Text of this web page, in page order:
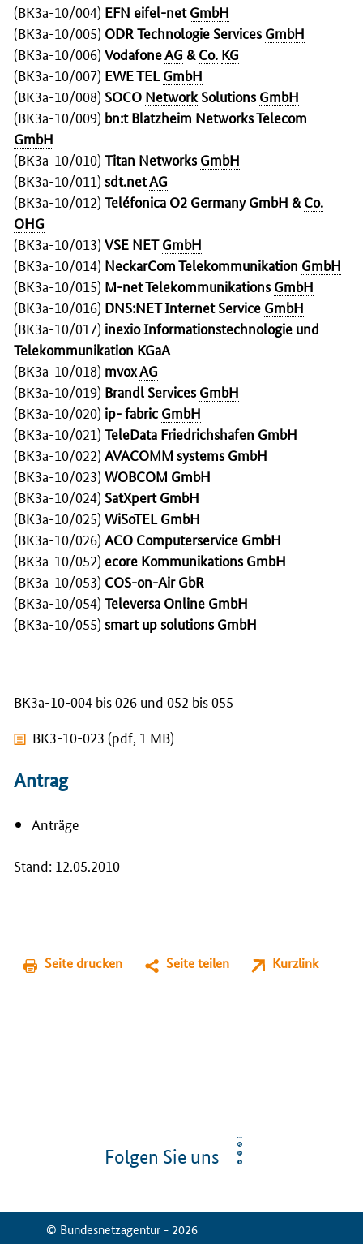
(BK3a-10/004) EFN eifel-netGmbH
(BK3a-10/005) ODR Technologie Services GmbH
(BK3a-10/006) VodafoneAG & Co. KG
(BK3a-10/007) EWE TEL GmbH
(BK3a-10/008) SOCO Network Solutions GmbH
(BK3a-10/009) bn:t Blatzheim NetworksTelecom
GmbH
(BK3a-10/010) Titan Networks GmbH
(BK3a-10/011) sdt.netAG
(BK3a-10/012) Teléfonica O2 GermanyGmbH & Co.
OHG
(BK3a-10/013) VSE NET GmbH
(BK3a-10/014) NeckarCom Telekommunikation GmbH
(BK3a-10/015) M-net Telekommunikations GmbH
(BK3a-10/016) DNS:NET Internet Service GmbH
(BK3a-10/017) inexio Informationstechnologie und
Telekommunikation KGaA
(BK3a-10/018) mvoxAG
(BK3a-10/019) Brandl Services GmbH
(BK3a-10/020) ip- fabric GmbH
(BK3a-10/021) TeleData Friedrichshafen GmbH
(BK3a-10/022) AVACOMM systems GmbH
(BK3a-10/023) WOBCOM GmbH
(BK3a-10/024) SatXpert GmbH
(BK3a-10/025) WiSoTEL GmbH
(BK3a-10/026) ACO Computerservice GmbH
(BK3a-10/052) ecore Kommunikations GmbH
(BK3a-10/053) COS-on-AirGbR
(BK3a-10/054) Televersa Online GmbH
(BK3a-10/055) smart up solutions GmbH
BK3a-10-004 bis 026 und 052 bis 055
BK3-10-023 (pdf, 1 MB)
Antrag
Anträge
Stand: 12.05.2010
Seite drucken Seite teilen Kurzlink
Folgen Sie uns
© Bundesnetzagentur - 2026